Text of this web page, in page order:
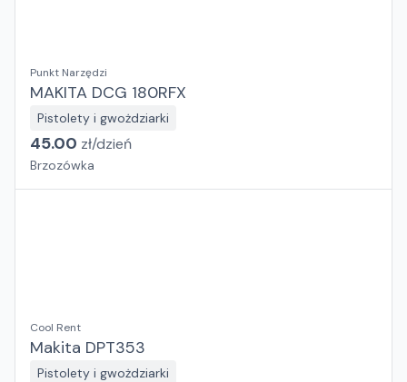
Punkt Narzędzi
MAKITA DCG 180RFX
Pistolety i gwożdziarki
45.00 zł/dzień
Brzozówka
Cool Rent
Makita DPT353
Pistolety i gwożdziarki